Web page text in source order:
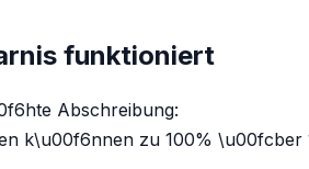
funktioniert
Abschreibung:
k\u00f6nnen zu 100%